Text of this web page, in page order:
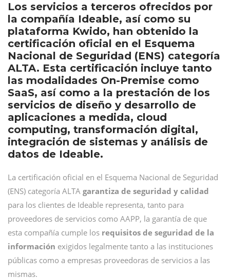
Los servicios a terceros ofrecidos por
la compañía Ideable, así como su
plataforma Kwido, han obtenido la
certificación oficial en el Esquema
Nacional de Seguridad (ENS) categoría
ALTA. Esta certificación incluye tanto
las modalidades On-Premise como
SaaS, así como a la prestación de los
servicios de diseño y desarrollo de
aplicaciones a medida, cloud
computing, transformación digital,
integración de sistemas y análisis de
datos de Ideable.
La certificación oficial en el Esquema Nacional de Seguridad
(ENS) categoría ALTA garantiza de seguridad y calidad
para los clientes de Ideable representa, tanto para
proveedores de servicios como AAPP, la garantía de que
esta compañía cumple los requisitos de seguridad de la
información exigidos legalmente tanto a las instituciones
públicas como a empresas proveedoras de servicios a las
mismas.